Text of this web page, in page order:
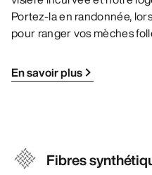
Portez-la en randonnée,
pour ranger vos mèches
En savoir plus
Fibres